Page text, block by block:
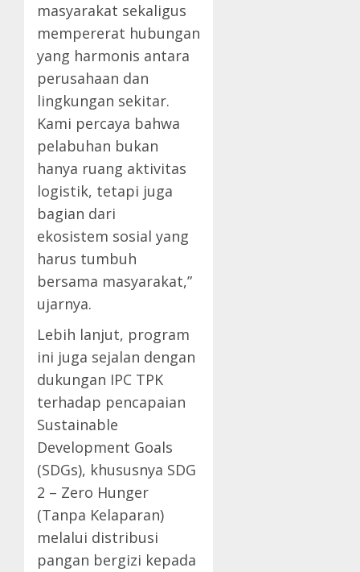
masyarakat sekaligus
mempererat hubungan
yang harmonis antara
perusahaan dan
lingkungan sekitar.
Kami percaya bahwa
pelabuhan bukan
hanya ruang aktivitas
logistik, tetapi juga
bagian dari
ekosistem sosial yang
harus tumbuh
bersama masyarakat,”
ujarnya.
Lebih lanjut, program
ini juga sejalan dengan
dukungan IPC TPK
terhadap pencapaian
Sustainable
Development Goals
(SDGs), khususnya SDG
2 – Zero Hunger
(Tanpa Kelaparan)
melalui distribusi
pangan bergizi kepada